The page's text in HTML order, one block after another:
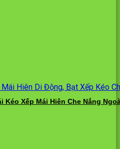
Kéo Xếp Mái Hiên Che Nắng